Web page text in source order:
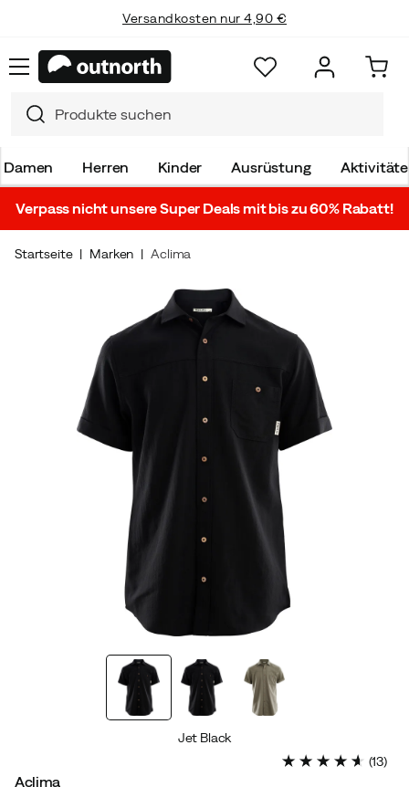
Versandkosten nur 4,90 €
Damen Herren Kinder Ausrüstung
Verpass nicht unsere Super Deals mit bis zu 60% Rabatt!
Startseite Marken Aclima
Jet Black
(13)
Aclima